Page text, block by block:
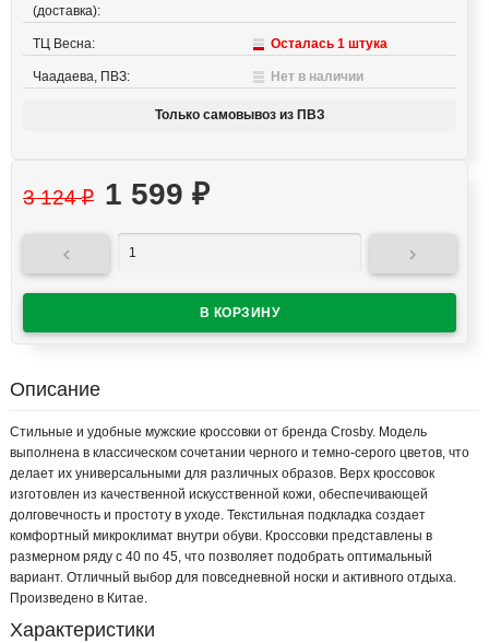
(доставка):
ТЦ Весна: Осталась 1 штука
Чаадаева, ПВЗ: Нет в наличии
Только самовывоз из ПВЗ
3 124₽ 1 599 ₽
 
Описание
Стильные и удобные мужские кроссовки от бренда Crosby. Модель
выполнена в классическом сочетании черного и темно-серого цветов, что
делает их универсальными для различных образов. Верх кроссовок
изготовлен из качественной искусственной кожи, обеспечивающей
долговечность и простоту в уходе. Текстильная подкладка создает
комфортный микроклимат внутри обуви. Кроссовки представлены в
размерном ряду с 40 по 45, что позволяет подобрать оптимальный
вариант. Отличный выбор для повседневной носки и активного отдыха.
Произведено в Китае.
Характеристики